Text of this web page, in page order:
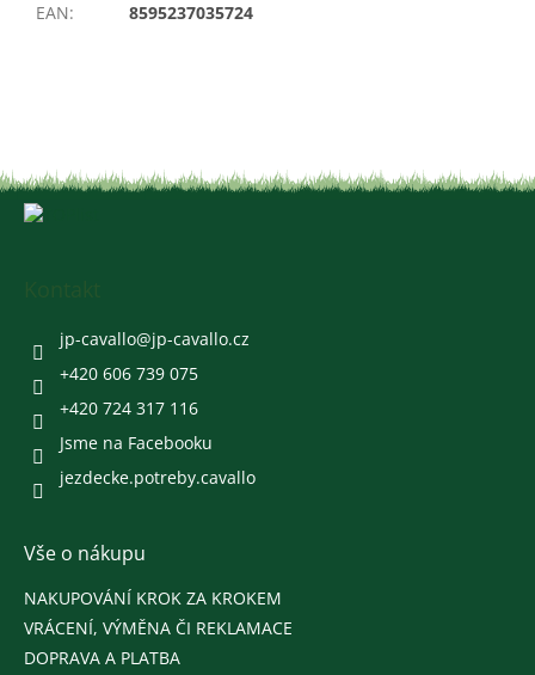
EAN: 8595237035724
jp-cavallo@jp-cavallo.cz
+420 606 739 075
+420 724 317 116
Jsme na Facebooku
jezdecke.potreby.cavallo
Vše o nákupu
NAKUPOVÁNÍ KROK ZA KROKEM
VRÁCENÍ, VÝMĚNA ČI REKLAMACE
DOPRAVA A PLATBA